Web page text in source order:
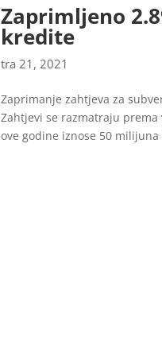
Zaprimljeno
kredite
tra 21, 2021
Zaprimanje zahtjeva za
Zahtjevi se razmatraju
ove godine iznose 50 milijuna